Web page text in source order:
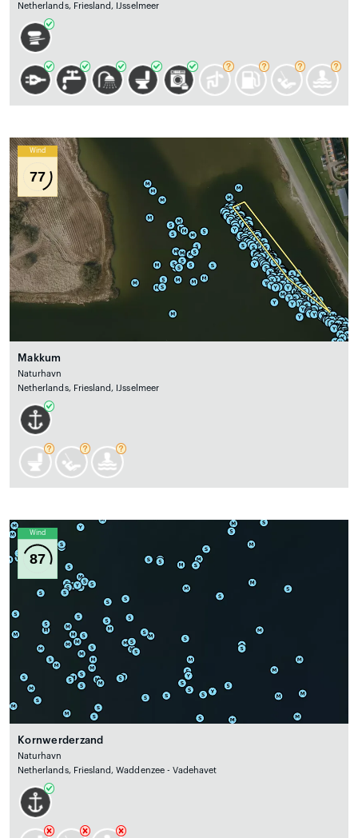
Netherlands, Friesland, IJsselmeer
Wind
77
Makkum
Naturhavn
Netherlands, Friesland, IJsselmeer
Wind
87
Kornwerderzand
Naturhavn
Netherlands, Friesland, Waddenzee - Vadehavet